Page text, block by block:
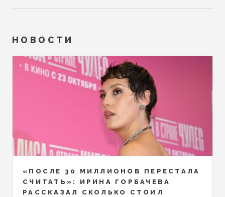
НОВОСТИ
«ПОСЛЕ 30 МИЛЛИОНОВ ПЕРЕСТАЛА
СЧИТАТЬ»: ИРИНА ГОРБАЧЕВА
РАССКАЗАЛ СКОЛЬКО СТОИЛ